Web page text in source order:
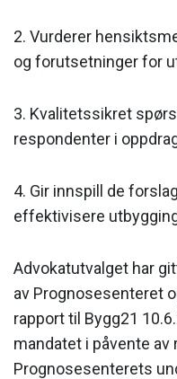
2. Vurderer
og forutsetninger for
3. Kvalitetssikret
respondenter i
4. Gir innspill de
effektivisere
Advokatutvalget har
av Prognosesenteret
rapport til Bygg21
mandatet i påvente av
Prognosesenterets